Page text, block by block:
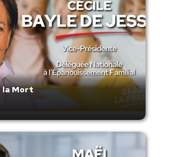
la Mort